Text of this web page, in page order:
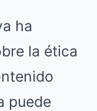
ha
la ética
puede